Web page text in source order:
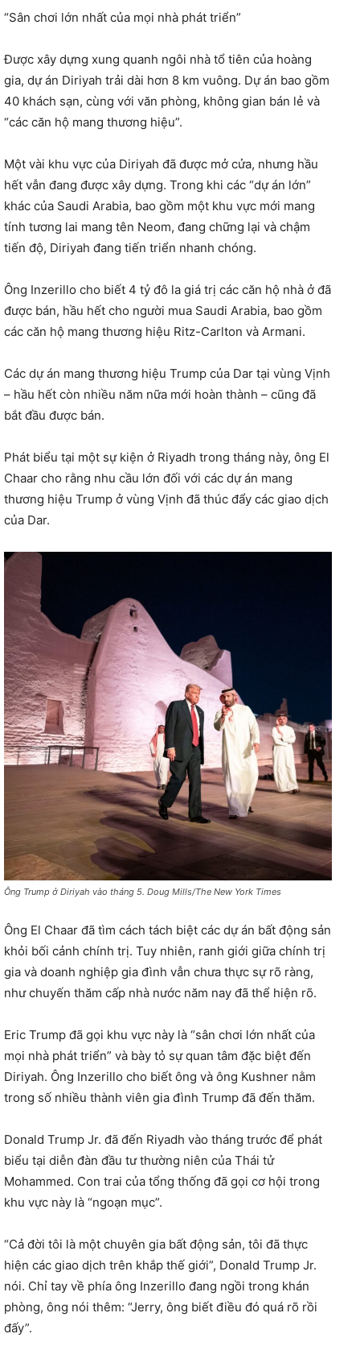
“Sân chơi lớn nhất của mọi nhà phát triển”
Được xây dựng xung quanh ngôi nhà tổ tiên của hoàng
gia, dự án Diriyah trải dài hơn 8 km vuông. Dự án bao gồm
40 khách sạn, cùng với văn phòng, không gian bán lẻ và
“các căn hộ mang thương hiệu”.
Một vài khu vực của Diriyah đã được mở cửa, nhưng hầu
hết vẫn đang được xây dựng. Trong khi các “dự án lớn”
khác của Saudi Arabia, bao gồm một khu vực mới mang
tính tương lai mang tên Neom, đang chững lại và chậm
tiến độ, Diriyah đang tiến triển nhanh chóng.
Ông Inzerillo cho biết 4 tỷ đô la giá trị các căn hộ nhà ở đã
được bán, hầu hết cho người mua Saudi Arabia, bao gồm
các căn hộ mang thương hiệu Ritz-Carlton và Armani.
Các dự án mang thương hiệu Trump của Dar tại vùng Vịnh
– hầu hết còn nhiều năm nữa mới hoàn thành – cũng đã
bắt đầu được bán.
Phát biểu tại một sự kiện ở Riyadh trong tháng này, ông El
Chaar cho rằng nhu cầu lớn đối với các dự án mang
thương hiệu Trump ở vùng Vịnh đã thúc đẩy các giao dịch
của Dar.
Ông Trump ở Diriyah vào tháng 5. Doug Mills/The New York Times
Ông El Chaar đã tìm cách tách biệt các dự án bất động sản
khỏi bối cảnh chính trị. Tuy nhiên, ranh giới giữa chính trị
gia và doanh nghiệp gia đình vẫn chưa thực sự rõ ràng,
như chuyến thăm cấp nhà nước năm nay đã thể hiện rõ.
Eric Trump đã gọi khu vực này là “sân chơi lớn nhất của
mọi nhà phát triển” và bày tỏ sự quan tâm đặc biệt đến
Diriyah. Ông Inzerillo cho biết ông và ông Kushner nằm
trong số nhiều thành viên gia đình Trump đã đến thăm.
Donald Trump Jr. đã đến Riyadh vào tháng trước để phát
biểu tại diễn đàn đầu tư thường niên của Thái tử
Mohammed. Con trai của tổng thống đã gọi cơ hội trong
khu vực này là “ngoạn mục”.
“Cả đời tôi là một chuyên gia bất động sản, tôi đã thực
hiện các giao dịch trên khắp thế giới”, Donald Trump Jr.
nói. Chỉ tay về phía ông Inzerillo đang ngồi trong khán
phòng, ông nói thêm: “Jerry, ông biết điều đó quá rõ rồi
đấy”.